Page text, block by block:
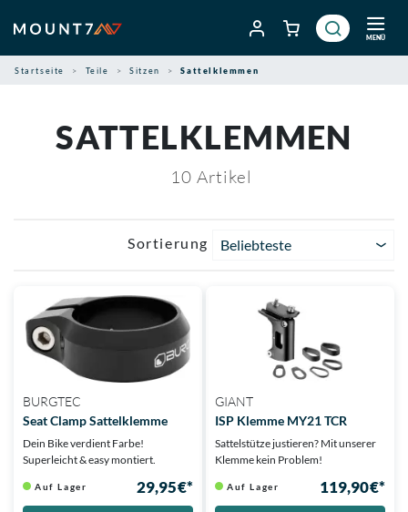
Inhalt
springen
MENÜ
Startseite Teile Sitzen Sattelklemmen
SATTELKLEMMEN
10 Artikel
Sortierung Beliebteste
BURGTEC
Seat Clamp Sattelklemme
Dein Bike verdient Farbe!
Superleicht & easy montiert.
Auf Lager 29,95 €*
GIANT
ISP Klemme MY21 TCR
Sattelstütze justieren? Mit unserer
Klemme kein Problem!
Auf Lager 119,90 €*